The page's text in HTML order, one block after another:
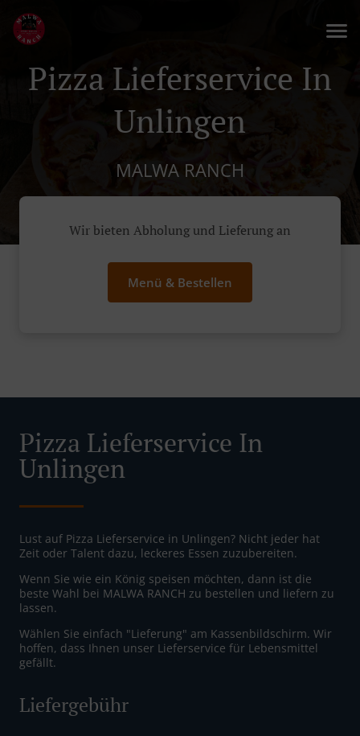
Pizza Lieferservice In
Unlingen
MALWA RANCH
Wir bieten Abholung und Lieferung an
Menü & Bestellen
Pizza Lieferservice In
Unlingen
Lust auf Pizza Lieferservice in Unlingen? Nicht jeder hat
Zeit oder Talent dazu, leckeres Essen zuzubereiten.
Wenn Sie wie ein König speisen möchten, dann ist die
beste Wahl bei MALWA RANCH zu bestellen und liefern zu
lassen.
Wählen Sie einfach "Lieferung" am Kassenbildschirm. Wir
hoffen, dass Ihnen unser Lieferservice für Lebensmittel
gefällt.
Liefergebühr